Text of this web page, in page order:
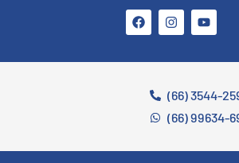
(66) 3544-
(66) 99634-